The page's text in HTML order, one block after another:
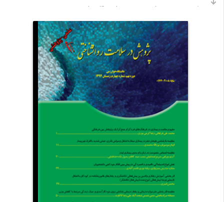
زبان:
دو زبانه فارسی (چکیده و منابع مقالات انگلیسی)
فلودیاگرام مراحل داوری و پذیرش مقاله در مجله علمی پژوهش در سلامت
روانشناختی
فرم تعارض منافع(
PDF
)
فرم تعهد نویسندگان(
PDF
)
ارسال نتیجه همانندجویی مقاله درسامانه ایرانداک
حقوق معنوی: کلیه حقوق معنوی اثر متعلق به نویسنده است؛
متوسط زمان داوری مقالات: بازه زمان بررسی اولیه سردبیر مقالات دریافتی:
بازه زمان بررسی داوری اولیه:
، در صورت نیاز به داوری نهایی:حدود ۱۰ روز
براساس دستورالعمل اجرایی حمایت مالی نشریات مقرر گردید در صورت تایید
پس از تایید نهایی، مبلغ.۵۰۰۰،۰۰۰ریال دیگر جهت چاپ مقاله از مولفان محترم
دریافت گردد. (لازم بذکر است در صورتی که مقاله از طرف داوران محترم مردود
اعلام شود مبلغ ۲.۵۰۰.۰۰۰ریال اولیه قابل بازگشت به مولف نمی باشد.)